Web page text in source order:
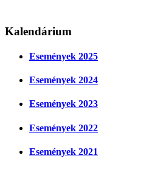
Kalendárium
Események 2025
Események 2024
Események 2023
Események 2022
Események 2021